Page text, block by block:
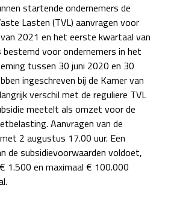
startende ondernemers de
Lasten (TVL) aanvragen voor
2021 en het eerste kwartaal van
bestemd voor ondernemers in het
tussen 30 juni 2020 en 30
ingeschreven bij de Kamer van
verschil met de reguliere TVL
meetelt als omzet voor de
Aanvragen van de
2 augustus 17.00 uur. Een
de subsidievoorwaarden voldoet,
1.500 en maximaal € 100.000